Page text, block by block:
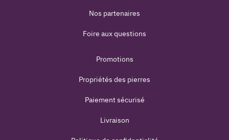
Nos partenaires
Foire aux questions
Promotions
Propriétés des pierres
Paiement sécurisé
Livraison